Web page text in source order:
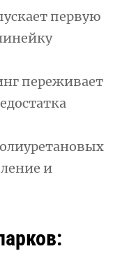
первую
переживает
и